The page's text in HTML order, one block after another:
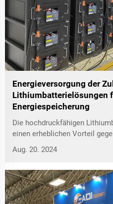
Energieversorgung der
Lithiumbatterielösungen
Energiespeicherung
Die hochdruckfähigen
einen erheblichen Vorteil
Energiespeichersystemen.
ermöglicht eine größere
begrenztem Platz macht.
Aug. 20. 2024